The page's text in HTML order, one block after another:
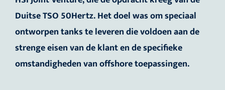
Duitse TSO 50Hertz. Het doel was om speciaal
ontworpen tanks te leveren die voldoen aan de
strenge eisen van de klant en de specifieke
omstandigheden van offshore toepassingen.